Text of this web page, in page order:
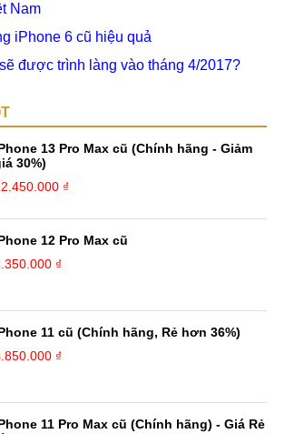
Nam
iPhone 6 cũ hiệu quả
được trình làng vào tháng 4/2017?
13 Pro Max cũ (Chính hãng - Giảm
30%)
₫
12 Pro Max cũ
₫
11 cũ (Chính hãng, Rẻ hơn 36%)
₫
11 Pro Max cũ (Chính hãng) - Giá Rẻ